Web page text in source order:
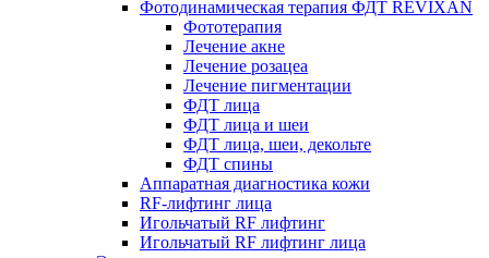
Фотодинамическая терапия ФДТ REVIXAN
Фототерапия
Лечение акне
Лечение розацеа
Лечение пигментации
ФДТ лица
ФДТ лица и шеи
ФДТ лица, шеи, декольте
ФДТ спины
Аппаратная диагностика кожи
RF-лифтинг лица
Игольчатый RF лифтинг
Игольчатый RF лифтинг лица